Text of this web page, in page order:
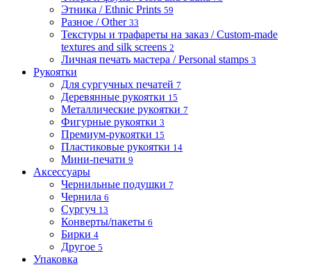
Этника / Ethnic Prints 59
Разное / Other 33
Текстуры и трафареты на заказ / Custom-made
textures and silk screens 2
Личная печать мастера / Personal stamps 3
Рукоятки
Для сургучных печатей 7
Деревянные рукоятки 15
Металлические рукоятки 7
Фигурные рукоятки 3
Премиум-рукоятки 15
Пластиковые рукоятки 14
Мини-печати 9
Аксессуары
Чернильные подушки 7
Чернила 6
Сургуч 13
Конверты/пакеты 6
Бирки 4
Другое 5
Упаковка